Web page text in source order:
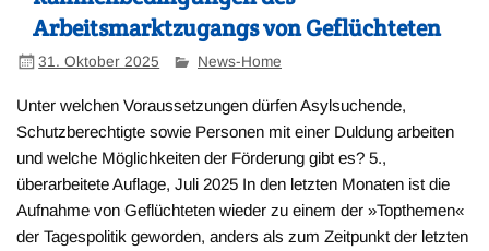
Arbeitsmarktzugangs von Geflüchteten
31. Oktober 2025 News-Home
Unter welchen Voraussetzungen dürfen Asylsuchende,
Schutzberechtigte sowie Personen mit einer Duldung arbeiten
und welche Möglichkeiten der Förderung gibt es? 5.,
überarbeitete Auflage, Juli 2025 In den letzten Monaten ist die
Aufnahme von Geflüchteten wieder zu einem der »Topthemen«
der Tagespolitik geworden, anders als zum Zeitpunkt der letzten